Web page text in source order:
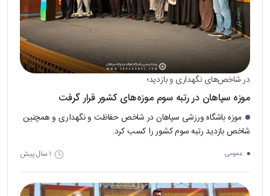
در شاخص‌های نگهداری و بازدید؛
موزه سپاهان در رتبه سوم موزه‌های کشور قرار گرفت
موزه باشگاه ورزشی سپاهان در شاخص حفاظت و نگهداری و همچنین
شاخص بازدید رتبه سوم کشور را کسب کرد.
عمومی ۱ سال پیش